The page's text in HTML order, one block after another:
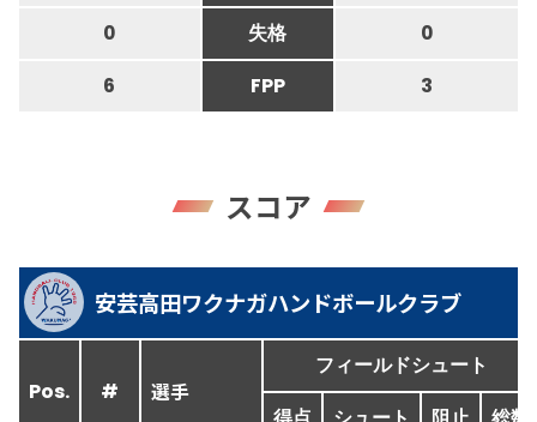
0 失格 0
6 FPP 3
スコア
安芸高田ワクナガハンドボールクラブ
Pos. # 選手
フィールドシュート